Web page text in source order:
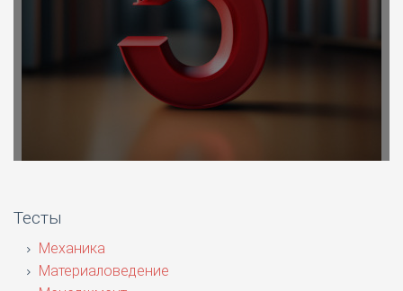
Тесты
Механика
Материаловедение